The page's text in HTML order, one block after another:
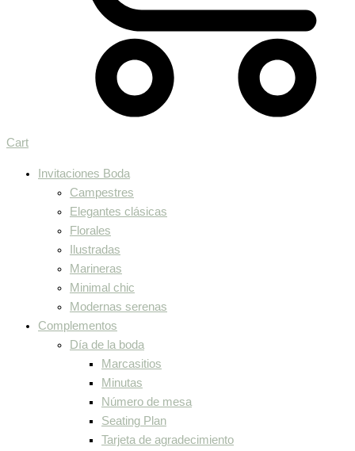
Cart
Invitaciones Boda
Campestres
Elegantes clásicas
Florales
Ilustradas
Marineras
Minimal chic
Modernas serenas
Complementos
Día de la boda
Marcasitios
Minutas
Número de mesa
Seating Plan
Tarjeta de agradecimiento